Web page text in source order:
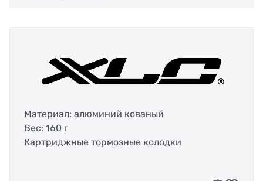
Материал: алюминий кованый
Вес: 160 г
Картриджные тормозные колодки